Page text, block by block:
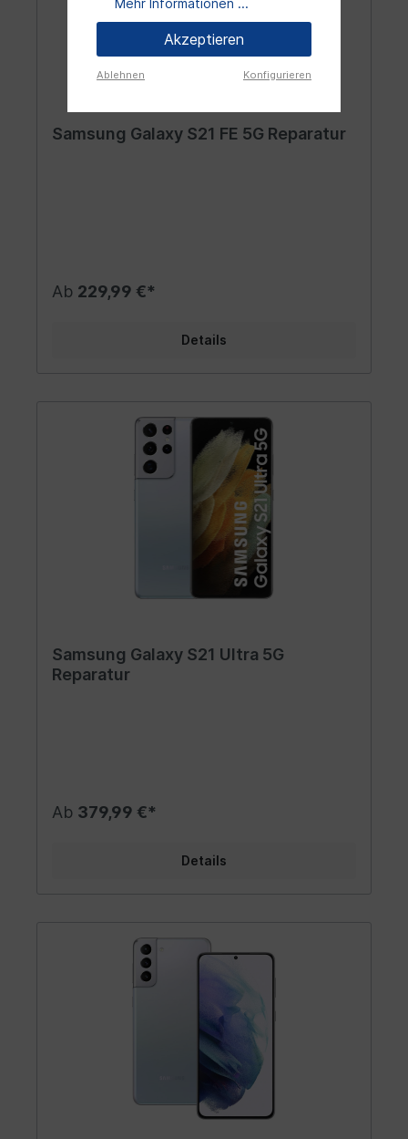
Samsung Galaxy S21 FE 5G Reparatur
Ab 229,99 €*
Details
Samsung Galaxy S21 Ultra 5G
Reparatur
Ab 379,99 €*
Details
Mehr Informationen ...
Akzeptieren
Ablehnen Konfigurieren